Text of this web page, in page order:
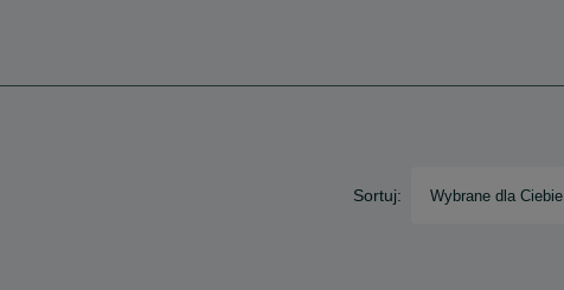
Sortuj: Wybrane dla Ciebie